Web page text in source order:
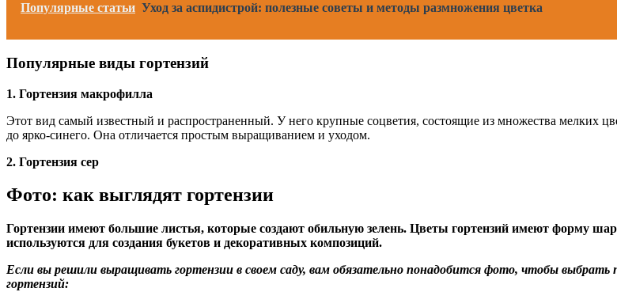
Популярные статьи Уход за аспидистрой: полезные советы и методы размножения цветка
Популярные виды гортензий
1. Гортензия макрофилла
Этот вид самый известный и распространенный. У него крупные соцветия, состоящие из множества мелких
до ярко-синего. Она отличается простым выращиванием и уходом.
2. Гортензия сер
Фото: как выглядят гортензии
Гортензии имеют большие листья, которые создают обильную зелень. Цветы гортензий имеют форму
используются для создания букетов и декоративных композиций.
Если вы решили выращивать гортензии в своем саду, вам обязательно понадобится фото, чтобы
гортензий: